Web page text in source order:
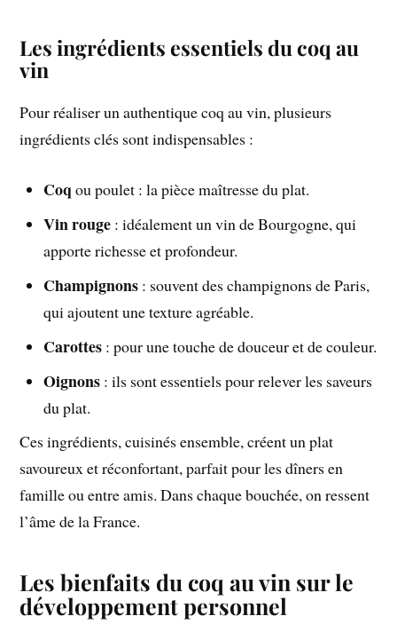
Les ingrédients essentiels du coq au
vin
Pour réaliser un authentique coq au vin, plusieurs
ingrédients clés sont indispensables :
Coq ou poulet : la pièce maîtresse du plat.
Vin rouge : idéalement un vin de Bourgogne, qui
apporte richesse et profondeur.
Champignons : souvent des champignons de Paris,
qui ajoutent une texture agréable.
Carottes : pour une touche de douceur et de couleur.
Oignons : ils sont essentiels pour relever les saveurs
du plat.
Ces ingrédients, cuisinés ensemble, créent un plat
savoureux et réconfortant, parfait pour les dîners en
famille ou entre amis. Dans chaque bouchée, on ressent
l’âme de la France.
Les bienfaits du coq au vin sur le
développement personnel